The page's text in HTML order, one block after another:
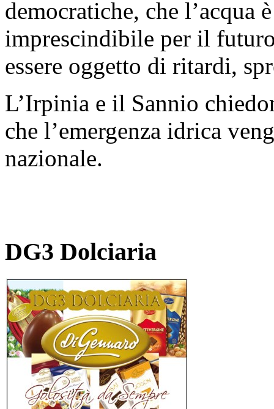
democratiche, che l’acqua
imprescindibile per il
essere oggetto di ritardi,
L’Irpinia e il Sannio
che l’emergenza idrica
nazionale.
DG3 Dolciaria